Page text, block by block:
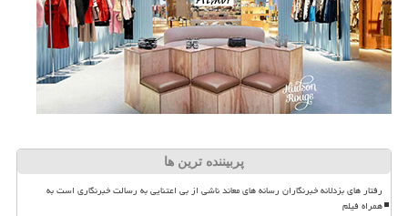
پربیننده ترین ها
رفتار های بزدلانه خبرنگاران رسانه های معاند ناشی از بی اعتنایی به رسالت خبرنگاری است به
همراه فیلم